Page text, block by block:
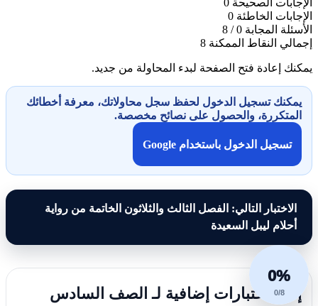
الإجابات الصحيحة 0
الإجابات الخاطئة 0
الأسئلة المجابة 0 / 8
إجمالي النقاط الممكنة 8
يمكنك إعادة فتح الصفحة لبدء المحاولة من جديد.
يمكنك تسجيل الدخول لحفظ سجل محاولاتك، معرفة أخطائك
المتكررة، والحصول على نصائح مخصصة.
تسجيل الدخول باستخدام Google
الاختبار التالي: الفصل الثالث والثلاثون الخاتمة من رواية
أحلام ليبل السعيدة
0%
0/8
إليك اختبارات إضافية لـ الصف السادس